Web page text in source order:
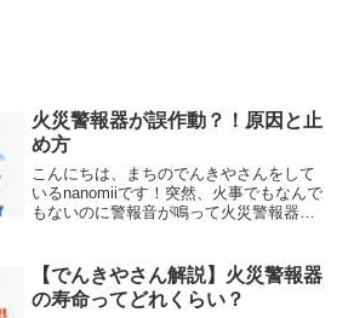
火災警報器が誤作動？！原因と止
め方
こんにちは、まちのでんきやさんをして
いるnanomiiです！突然、火事でもなんで
もないのに警報音が鳴って火災警報器が
ね。そこで今回は、火災警報器が誤作動
してしまった時の...
【でんきやさん解説】火災警報器
の寿命ってどれくらい？